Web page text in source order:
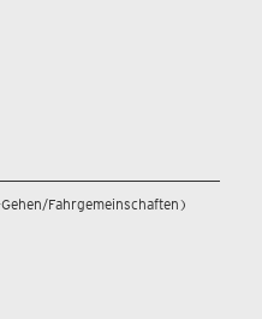
Fahrgemeinschaften)